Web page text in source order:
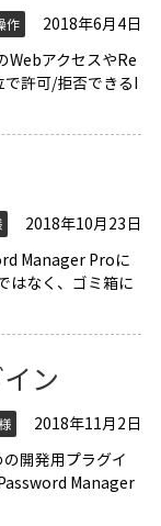
作
2018年6月4日
WebアクセスやRe
許可/拒否できるI
2018年10月23日
Manager Proに
はなく、ゴミ箱に
ン
2018年11月2日
開発用プラグイ
Manager